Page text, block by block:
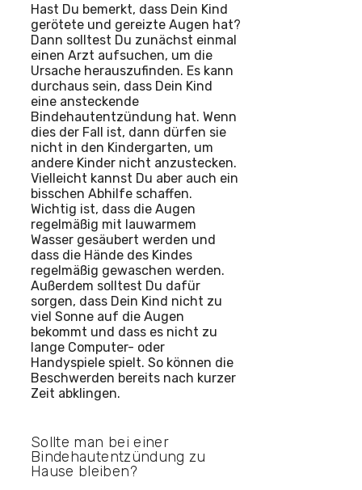
Hast Du bemerkt, dass Dein Kind
gerötete und gereizte Augen hat?
Dann solltest Du zunächst einmal
einen Arzt aufsuchen, um die
Ursache herauszufinden. Es kann
durchaus sein, dass Dein Kind
eine ansteckende
Bindehautentzündung hat. Wenn
dies der Fall ist, dann dürfen sie
nicht in den Kindergarten, um
andere Kinder nicht anzustecken.
Vielleicht kannst Du aber auch ein
bisschen Abhilfe schaffen.
Wichtig ist, dass die Augen
regelmäßig mit lauwarmem
Wasser gesäubert werden und
dass die Hände des Kindes
regelmäßig gewaschen werden.
Außerdem solltest Du dafür
sorgen, dass Dein Kind nicht zu
viel Sonne auf die Augen
bekommt und dass es nicht zu
lange Computer- oder
Handyspiele spielt. So können die
Beschwerden bereits nach kurzer
Zeit abklingen.
Sollte man bei einer
Bindehautentzündung zu
Hause bleiben?